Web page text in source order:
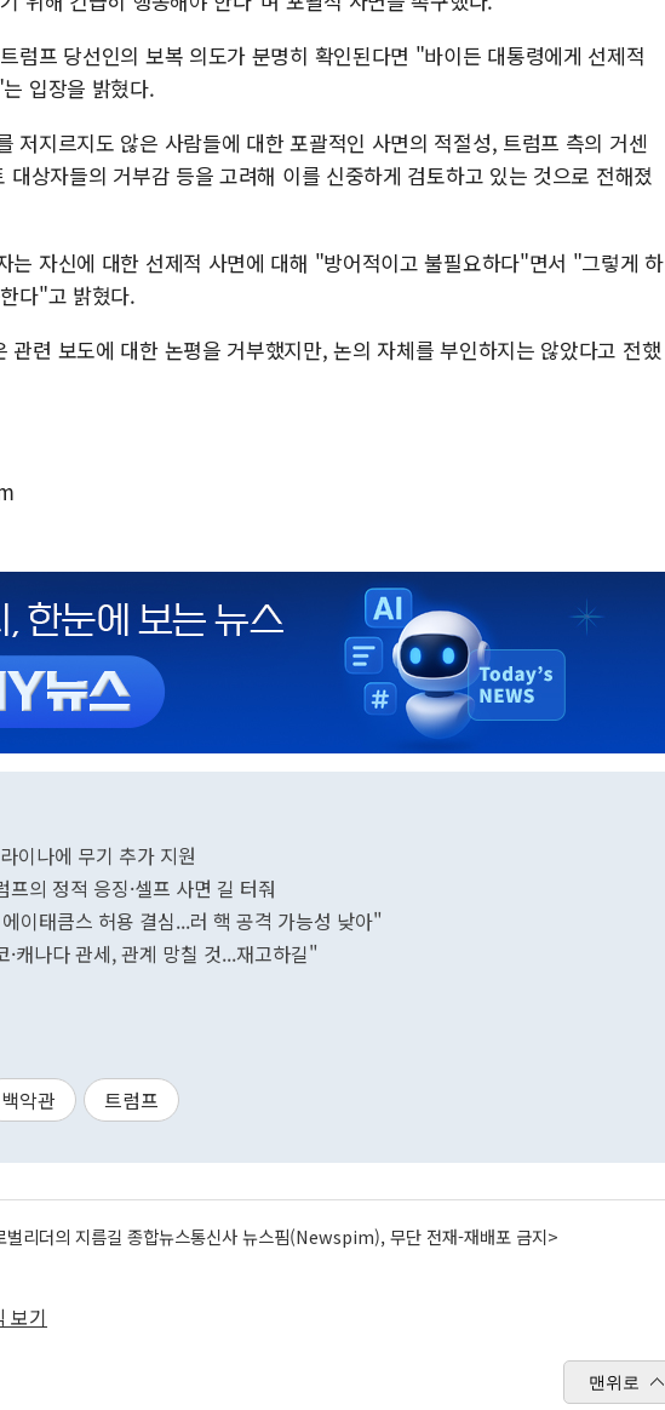
럼프 당선인의 보복 의도가 분명히 확인된다면 "바이든 대통령에게 선제적
입장을 밝혔다.
저지르지도 않은 사람들에 대한 포괄적인 사면의 적절성, 트럼프 측의 거센
대상자들의 거부감 등을 고려해 이를 신중하게 검토하고 있는 것으로 전해졌
는 자신에 대한 선제적 사면에 대해 "방어적이고 불필요하다"면서 "그렇게 하
다"고 밝혔다.
관련 보도에 대한 논평을 거부했지만, 논의 자체를 부인하지는 않았다고 전했
이나에 무기 추가 지원
의 정적 응징·셀프 사면 길 터줘
이태큼스 허용 결심...러 핵 공격 가능성 낮아"
캐나다 관세, 관계 망칠 것...재고하길"
백악관 트럼프
벌리더의 지름길 종합뉴스통신사 뉴스핌(Newspim), 무단 전재-재배포 금지>
보기
맨위로